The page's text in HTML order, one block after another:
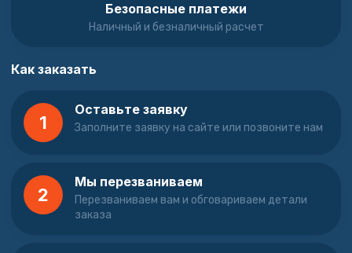
Безопасные платежи
Наличный и безналичный расчет
Как заказать
1
Оставьте заявку
Заполните заявку на сайте или позвоните нам
2
Мы перезваниваем
Перезваниваем вам и обговариваем детали
заказа